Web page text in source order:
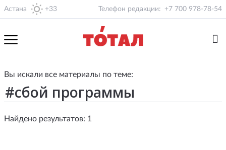
Астана +33 Телефон редакции: +7 700 978-78-54
Вы искали все материалы по теме:
Найдено результатов: 1